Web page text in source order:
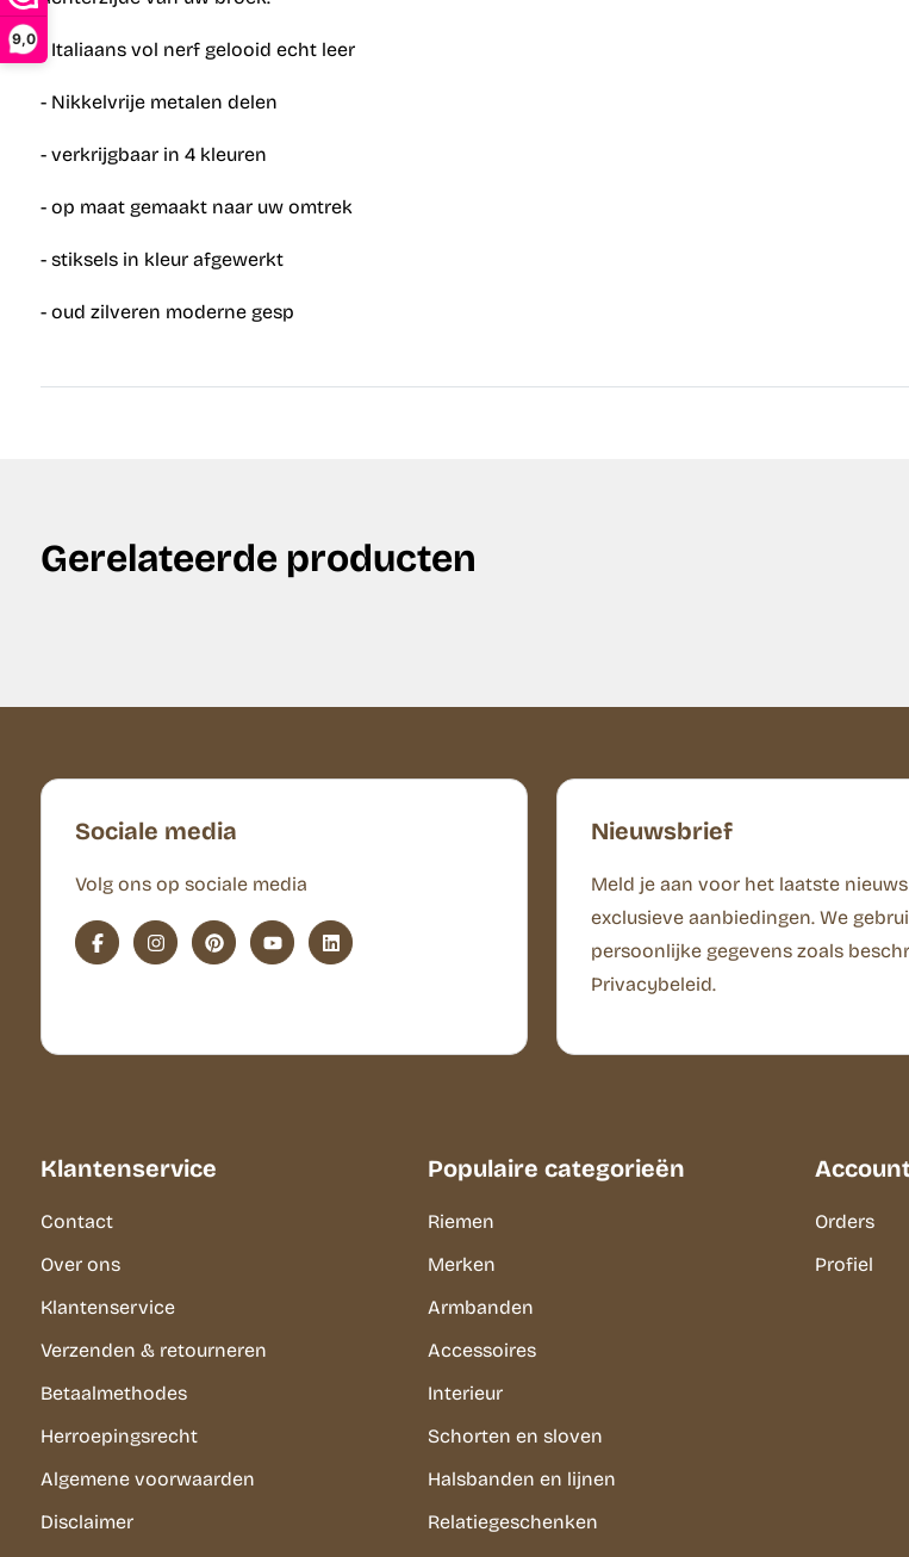
9,0 - Italiaans vol nerf gelooid echt leer
- Nikkelvrije metalen delen
- verkrijgbaar in 4 kleuren
- op maat gemaakt naar uw omtrek
- stiksels in kleur afgewerkt
- oud zilveren moderne gesp
Gerelateerde producten
Sociale media
Volg ons op sociale media
Nieuwsbrief
Meld je aan voor het laatste
exclusieve aanbiedingen. We
persoonlijke gegevens zoals
Privacybeleid.
Klantenservice
Contact
Over ons
Klantenservice
Verzenden & retourneren
Betaalmethodes
Herroepingsrecht
Algemene voorwaarden
Disclaimer
Populaire categorieën
Riemen
Merken
Armbanden
Accessoires
Interieur
Schorten en sloven
Halsbanden en lijnen
Relatiegeschenken
Orders
Profiel